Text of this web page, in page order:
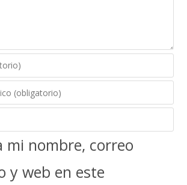
mi nombre, correo
y web en este